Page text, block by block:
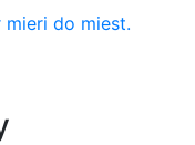
mieri do miest.